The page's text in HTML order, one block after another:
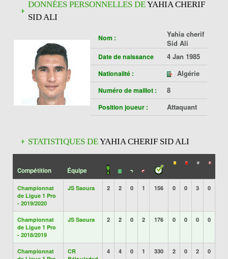
DONNÉES PERSONNELLES DEYAHIA CHERIF
SID ALI
Nom :
Yahia cherif
Sid Ali
Date de naissance 4 Jan 1985
Nationalité : Algérie
Numéro de maillot : 8
Position joueur : Attaquant
STATISTIQUES DEYAHIA CHERIF SID ALI
Compétition Équipe
Championnat
de Ligue 1 Pro
- 2019/2020
JS Saoura 2 2 0 1 156 0 0 3 0
Championnat
de Ligue 1 Pro
- 2018/2019
JS Saoura 2 2 0 2 176 0 0 0 0
Championnat
CR
4 4 0 1 330 2 0 2 0